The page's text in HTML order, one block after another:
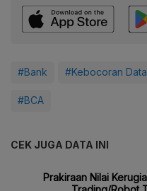
#Bank #Kebocoran Data
#BCA
CEK JUGA DATA INI